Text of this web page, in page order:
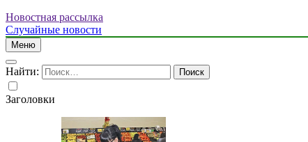
Новостная рассылка
Случайные новости
Меню
Найти:
Заголовки